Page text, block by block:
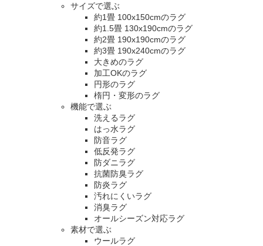
サイズで選ぶ
約1畳 100x150cmのラグ
約1.5畳 130x190cmのラグ
約2畳 190x190cmのラグ
約3畳 190x240cmのラグ
大きめのラグ
加工OKのラグ
円形のラグ
楕円・変形のラグ
機能で選ぶ
洗えるラグ
はっ水ラグ
防音ラグ
低反発ラグ
防ダニラグ
抗菌防臭ラグ
防炎ラグ
汚れにくいラグ
消臭ラグ
オールシーズン対応ラグ
素材で選ぶ
ウールラグ